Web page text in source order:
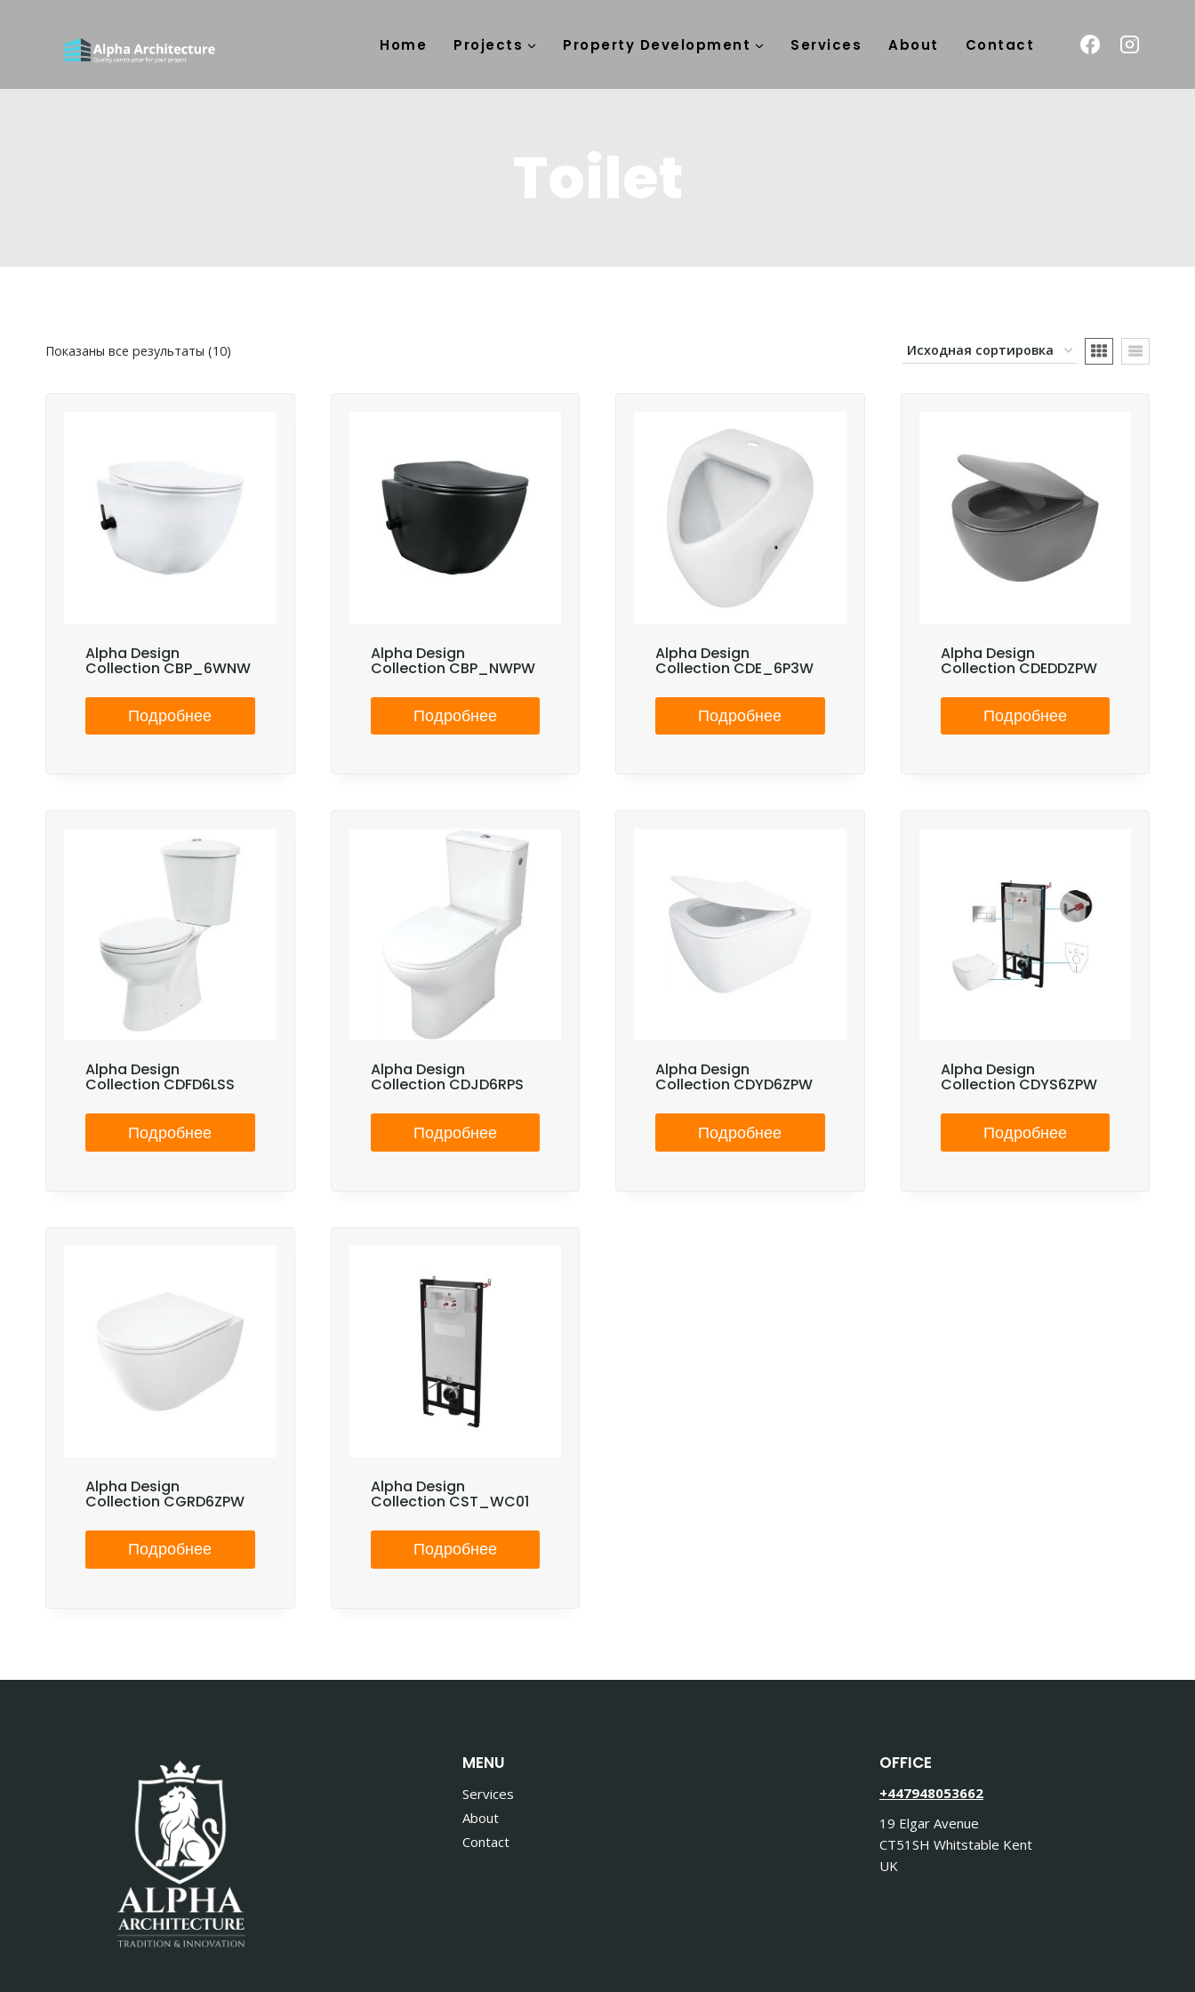
Home Projects Property Development Services About Contact
Показаны все результаты (10)
Alpha Design
Collection CBP_6WNW
Подробнее
Alpha Design
Collection CBP_NWPW
Подробнее
Alpha Design
Collection CDE_6P3W
Подробнее
Alpha Design
Collection CDEDDZPW
Подробнее
Alpha Design
Collection CDFD6LSS
Подробнее
Alpha Design
Collection CDJD6RPS
Подробнее
Alpha Design
Collection CDYD6ZPW
Подробнее
Alpha Design
Collection CDYS6ZPW
Подробнее
Alpha Design
Collection CGRD6ZPW
Подробнее
Alpha Design
Collection CST_WC01
Подробнее
MENU
Services
About
Contact
OFFICE
+447948053662
19 Elgar Avenue
CT51SH Whitstable Kent
UK